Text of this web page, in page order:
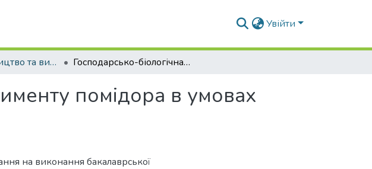
Увійти
ОПП "Садівництво та виноградарство" Господарсько-біологічна оцінка сортименту помідора в умовах Лісостепу України
помідора в умовах
на виконання бакалаврської